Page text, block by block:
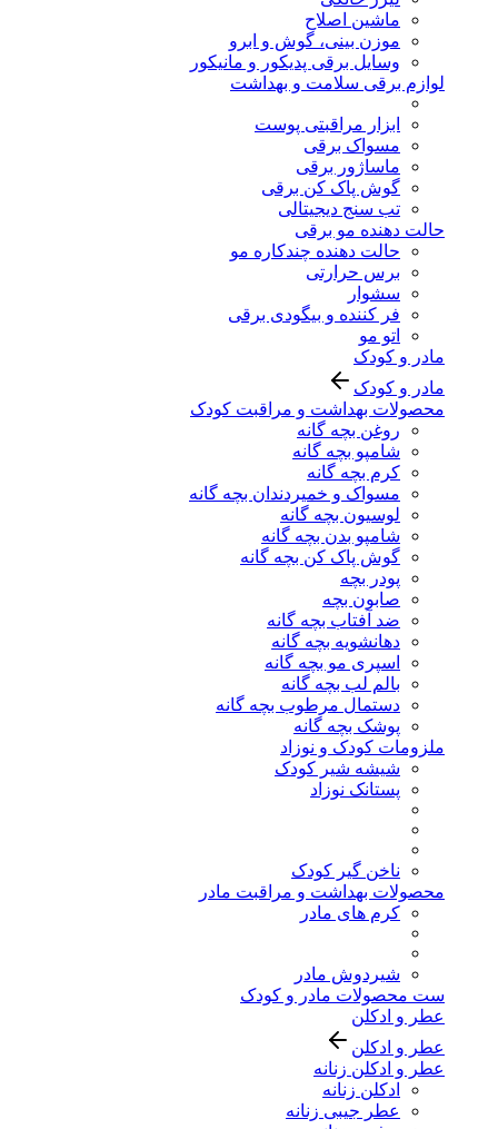
ماشین اصلاح
موزن بینی، گوش و ابرو
وسایل برقی پدیکور و مانیکور
لوازم برقی سلامت و بهداشت
ابزار مراقبتی پوست
مسواک برقی
ماساژور برقی
گوش پاک کن برقی
تب سنج دیجیتالی
حالت دهنده مو برقی
حالت دهنده چندکاره مو
برس حرارتی
سشوار
فر کننده و بیگودی برقی
اتو مو
مادر و کودک
مادر و کودک
محصولات بهداشت و مراقبت کودک
روغن بچه گانه
شامپو بچه گانه
کرم بچه گانه
مسواک و خمیردندان بچه گانه
لوسیون بچه گانه
شامپو بدن بچه گانه
گوش پاک کن بچه گانه
پودر بچه
صابون بچه
ضد آفتاب بچه گانه
دهانشویه بچه گانه
اسپری مو بچه گانه
بالم لب بچه گانه
دستمال مرطوب بچه گانه
پوشک بچه گانه
ملزومات کودک و نوزاد
شیشه شیر کودک
پستانک نوزاد
ناخن گیر کودک
محصولات بهداشت و مراقبت مادر
کرم های مادر
شیردوش مادر
ست محصولات مادر و کودک
عطر و ادکلن
عطر و ادکلن
عطر و ادکلن زنانه
ادکلن زنانه
عطر جیبی زنانه